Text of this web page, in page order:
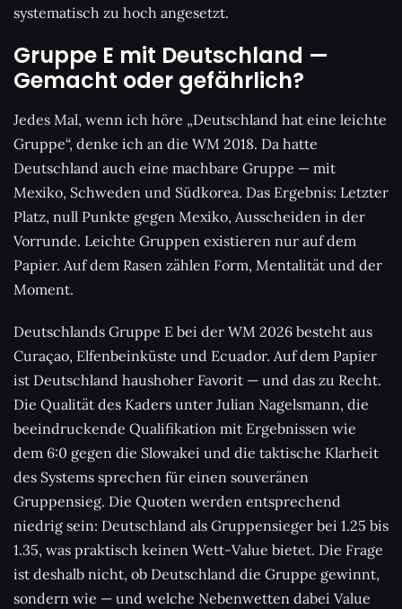
systematisch zu hoch angesetzt.
Gruppe E mit Deutschland —
Gemacht oder gefährlich?
Jedes Mal, wenn ich höre „Deutschland hat eine leichte
Gruppe“, denke ich an die WM 2018. Da hatte
Deutschland auch eine machbare Gruppe — mit
Mexiko, Schweden und Südkorea. Das Ergebnis: Letzter
Platz, null Punkte gegen Mexiko, Ausscheiden in der
Vorrunde. Leichte Gruppen existieren nur auf dem
Papier. Auf dem Rasen zählen Form, Mentalität und der
Moment.
Deutschlands Gruppe E bei der WM 2026 besteht aus
Curaçao, Elfenbeinküste und Ecuador. Auf dem Papier
ist Deutschland haushoher Favorit — und das zu Recht.
Die Qualität des Kaders unter Julian Nagelsmann, die
beeindruckende Qualifikation mit Ergebnissen wie
dem 6:0 gegen die Slowakei und die taktische Klarheit
des Systems sprechen für einen souveränen
Gruppensieg. Die Quoten werden entsprechend
niedrig sein: Deutschland als Gruppensieger bei 1.25 bis
1.35, was praktisch keinen Wett-Value bietet. Die Frage
ist deshalb nicht, ob Deutschland die Gruppe gewinnt,
sondern wie — und welche Nebenwetten dabei Value